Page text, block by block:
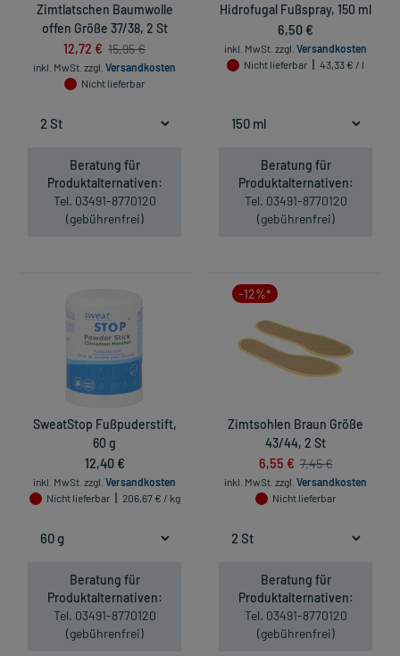
Zimtlatschen Baumwolle
offen Größe 37/38, 2 St
12,72 € 15,95 €
inkl. MwSt. zzgl. Versandkosten
Nicht lieferbar
Beratung für
Produktalternativen:
Tel. 03491-8770120
(gebührenfrei)
Hidrofugal Fußspray, 150 ml
6,50 €
inkl. MwSt. zzgl. Versandkosten
Nicht lieferbar
43,33 € / l
Beratung für
Produktalternativen:
Tel. 03491-8770120
(gebührenfrei)
SweatStop Fußpuderstift,
60 g
12,40 €
inkl. MwSt. zzgl. Versandkosten
Nicht lieferbar
206,67 € / kg
Beratung für
Produktalternativen:
Tel. 03491-8770120
(gebührenfrei)
-12%*
Zimtsohlen Braun Größe
43/44, 2 St
6,55 € 7,45 €
inkl. MwSt. zzgl. Versandkosten
Nicht lieferbar
Beratung für
Produktalternativen:
Tel. 03491-8770120
(gebührenfrei)